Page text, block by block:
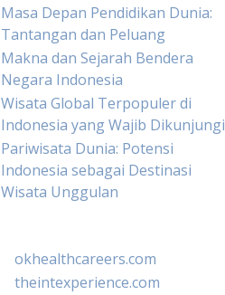
Masa Depan Pendidikan Dunia:
Tantangan dan Peluang
Makna dan Sejarah Bendera
Negara Indonesia
Wisata Global Terpopuler di
Indonesia yang Wajib Dikunjungi
Pariwisata Dunia: Potensi
Indonesia sebagai Destinasi
Wisata Unggulan
okhealthcareers.com
theintexperience.com